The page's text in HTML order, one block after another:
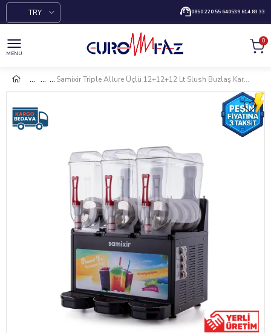
0850 220 55 640539 614 83 33
TRY
MENU
0
Samixir Triple Allure Üçlü 12+12+12 Lt Slush Buzlaş Karlamaç Makinesi SLUSH-36-BA